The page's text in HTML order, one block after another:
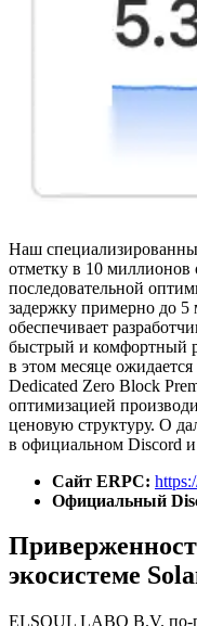
Наш
отметку в 10 миллионов
последовательной
задержку примерно до
обеспечивает
быстрый и комфортный
в этом месяце
Dedicated Zero Block
оптимизацией
ценовую структуру. О
в официальном Discord и
Сайт ERPC:
Официальный
экосистеме
ELSOUL LABO B.V. по-